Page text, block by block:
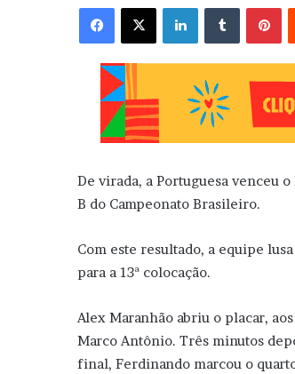
Facebook X Linkedin
De virada, a Portuguesa venceu
B do Campeonato Brasileiro.
Com este resultado, a equipe
para a 13ª colocação.
Alex Maranhão abriu o placar,
Marco Antônio. Três minutos
final, Ferdinando marcou o